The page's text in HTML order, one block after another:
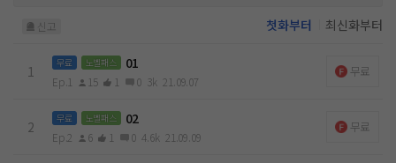
신고 첫화부터 최신화부터
1
무료 노벨패스 01
Ep.1 15 1 0 3k 21.09.07
무료
2
무료 노벨패스 02
Ep.2 6 1 0 4.6k 21.09.09
무료